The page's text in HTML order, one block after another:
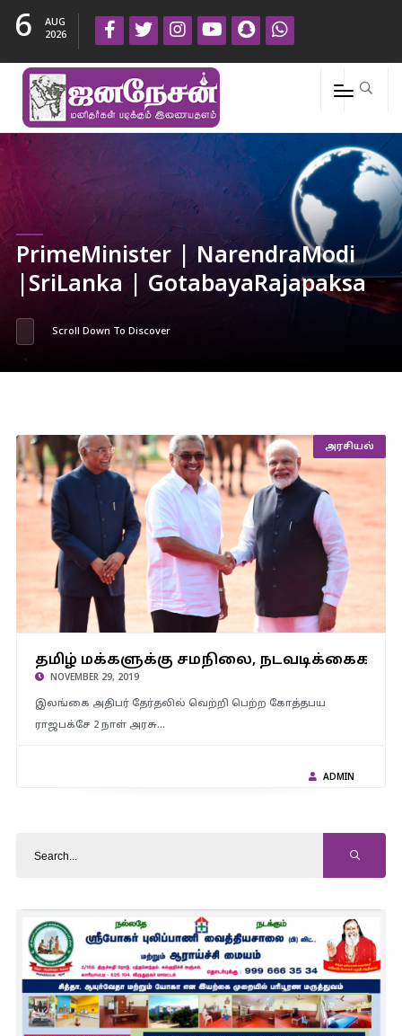
6
AUG
2026
PrimeMinister | NarendraModi
|SriLanka | GotabayaRajapaksa
Scroll Down To Discover
தமிழ் மக்களுக்கு சமநிலை, நடவடிக்கைகளை கோத்தபய
மேற்கொள்வார் என நம்புகிறேன்: பிரதமர் மோடி
அரசியல்
தமிழ் மக்களுக்கு சமநிலை,
NOVEMBER 29, 2019
இலங்கை அதிபர் தேர்தலில் வெற்றி பெற்ற கோத்தபய
ராஜபக்சே 2 நாள் அரசு…
ADMIN